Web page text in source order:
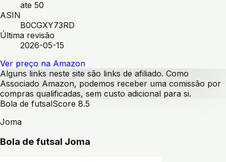
ate 50
ASIN
B0CGXY73RD
Última revisão
2026-05-15
Ver preço na Amazon
Alguns links neste site são links de afiliado. Como
Associado Amazon, podemos receber uma comissão por
compras qualificadas, sem custo adicional para si.
Bola de futsalScore 8.5
Joma
Bola de futsal Joma